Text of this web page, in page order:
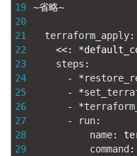
19
20
21
22
23
24
25
26
27
28
29
~省略~
terraform_apply:
<<: *
steps :
-
*
-
*
-
*
-
run:
name:
command :